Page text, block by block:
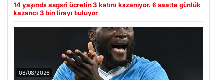
14 yaşında asgari ücretin 3 katını kazanıyor. 6 saatte günlük
kazancı 3 bin lirayı buluyor
08/08/2026